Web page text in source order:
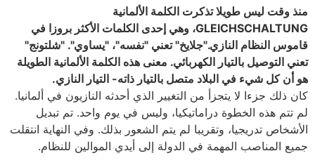
منذ وقت ليس طويلا تذكرت الكلمة الألمانية
GLEICHSCHALTUNG، وهي إحدى الكلمات الأكثر بروزا في
قاموس النظام النازي."جلايخ" تعني "نفسه"، "يساوي". "شلتونج"
تعني التوصيل بالتيار الكهربائي. معنى هذه الكلمة الألمانية الطويلة
هو أن كل شيء في البلاد متصل بالتيار ذاته- التيار النازي.
كان ذلك جزءا لا يتجزأ من التغيير الذي أحدثه النازيون في ألمانيا.
لم تتم هذه الخطوة دراماتيكيا، وليس في يوم واحد. تم تبديل
الأشخاص تدريجيا، وتقريبا لم يتم الشعور بذلك. وفي النهاية انتقلت
جميع المناصب المهمة في الدولة إلى أيدي الموالين للنظام.